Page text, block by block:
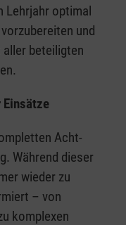
Lehrjahr optimal
und
beteiligten
Einsätze
Acht-
Während dieser
wieder zu
– von
komplexen